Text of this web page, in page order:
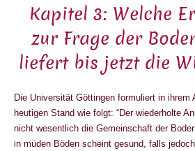
Kapitel 3: Welche
zur Frage der
liefert bis jetzt die
Die Universität Göttingen formuliert in ihrem
heutigen Stand wie folgt: “Der wiederholte
nicht wesentlich die Gemeinschaft der
in müden Böden scheint gesund, falls